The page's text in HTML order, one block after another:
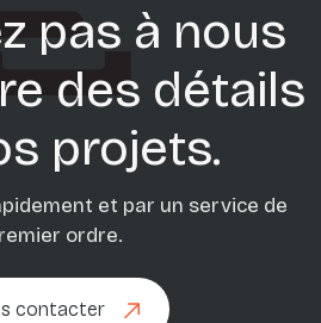
pas à nous
des détails
projets.
et par un service de
ordre.
contacter
contacter